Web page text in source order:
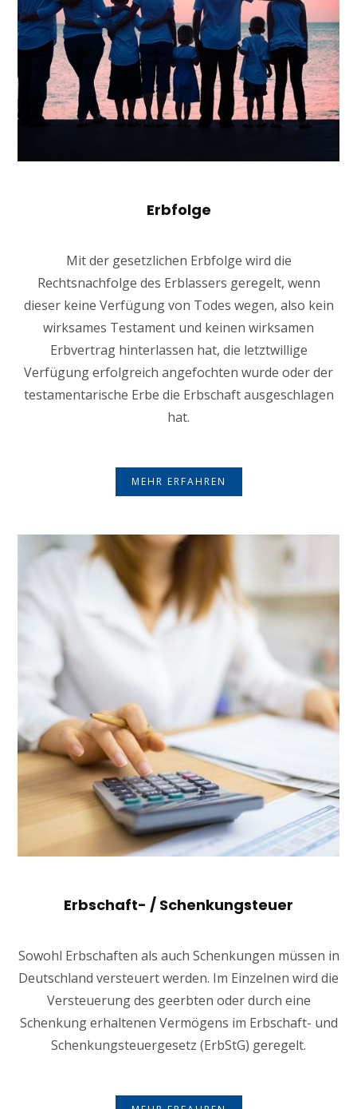
Erbfolge
Mit der gesetzlichen Erbfolge wird die
Rechtsnachfolge des Erblassers geregelt, wenn
dieser keine Verfügung von Todes wegen, also kein
wirksames Testament und keinen wirksamen
Erbvertrag hinterlassen hat, die letztwillige
Verfügung erfolgreich angefochten wurde oder der
testamentarische Erbe die Erbschaft ausgeschlagen
hat.
MEHR ERFAHREN
Erbschaft- / Schenkungsteuer
Sowohl Erbschaften als auch Schenkungen müssen in
Deutschland versteuert werden. Im Einzelnen wird die
Versteuerung des geerbten oder durch eine
Schenkung erhaltenen Vermögens im Erbschaft- und
Schenkungsteuergesetz (ErbStG) geregelt.